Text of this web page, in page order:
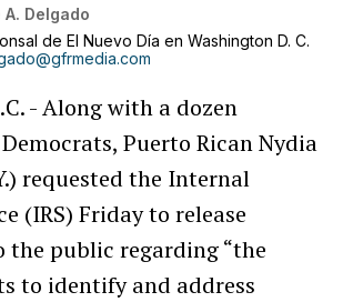
A. Delgado
de El Nuevo Día en Washington D. C.
- Along with a dozen
Puerto Rican Nydia
requested the Internal
(IRS) Friday to release
public regarding “the
to identify and address